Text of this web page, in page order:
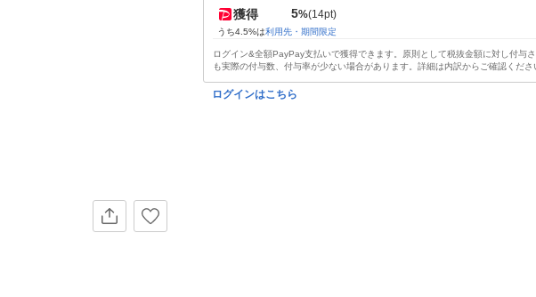
獲得 5%(14pt)
うち4.5%は利用先・期間限定
ログイン&全額PayPay支払いで獲得できます。原則として税抜金額に対し付与
も実際の付与数、付与率が少ない場合があります。詳細は内訳からご確認くださ
ログインはこちら